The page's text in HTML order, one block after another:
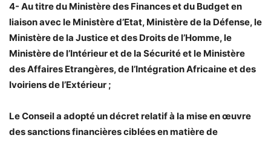
4- Au titre du Ministère des Finances et du Budget en
liaison avec le Ministère d’Etat, Ministère de la Défense, le
Ministère de la Justice et des Droits de l’Homme, le
Ministère de l’Intérieur et de la Sécurité et le Ministère
des Affaires Etrangères, de l’Intégration Africaine et des
Ivoiriens de l’Extérieur ;
Le Conseil a adopté un décret relatif à la mise en œuvre
des sanctions financières ciblées en matière de